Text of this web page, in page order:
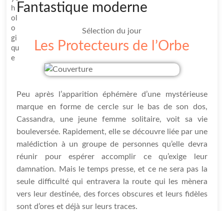
Fantastique moderne
Sélection du jour
Les Protecteurs de l’Orbe
Peu après l’apparition éphémère d’une mystérieuse
marque en forme de cercle sur le bas de son dos,
Cassandra, une jeune femme solitaire, voit sa vie
bouleversée. Rapidement, elle se découvre liée par une
malédiction à un groupe de personnes qu’elle devra
réunir pour espérer accomplir ce qu’exige leur
damnation. Mais le temps presse, et ce ne sera pas la
seule difficulté qui entravera la route qui les mènera
vers leur destinée, des forces obscures et leurs fidèles
sont d’ores et déjà sur leurs traces.